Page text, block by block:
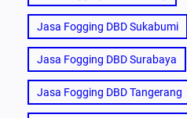
Jasa Fogging DBD Sukabumi
Jasa Fogging DBD Surabaya
Jasa Fogging DBD Tangerang